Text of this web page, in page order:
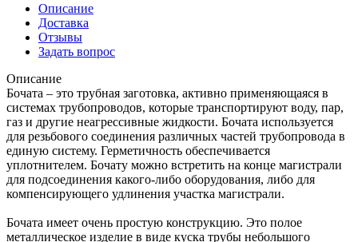
Описание
Доставка
Отзывы
Задать вопрос
Описание
Бочата – это трубная заготовка, активно применяющаяся в
системах трубопроводов, которые транспортируют воду, пар,
газ и другие неагрессивные жидкости. Бочата используется
для резьбового соединения различных частей трубопровода в
единую систему. Герметичность обеспечивается
уплотнителем. Бочату можно встретить на конце магистрали
для подсоединения какого-либо оборудования, либо для
компенсирующего удлинения участка магистрали.
Бочата имеет очень простую конструкцию. Это полое
металлическое изделие в виде куска трубы небольшого